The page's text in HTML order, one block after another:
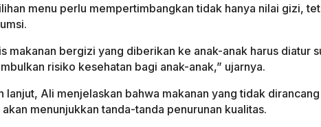
menu perlu mempertimbangkan tidak hanya nilai gizi,
makanan bergizi yang diberikan ke anak-anak harus diatur
risiko kesehatan bagi anak-anak,” ujarnya.
lanjut, Ali menjelaskan bahwa makanan yang tidak
akan menunjukkan tanda-tanda penurunan kualitas.